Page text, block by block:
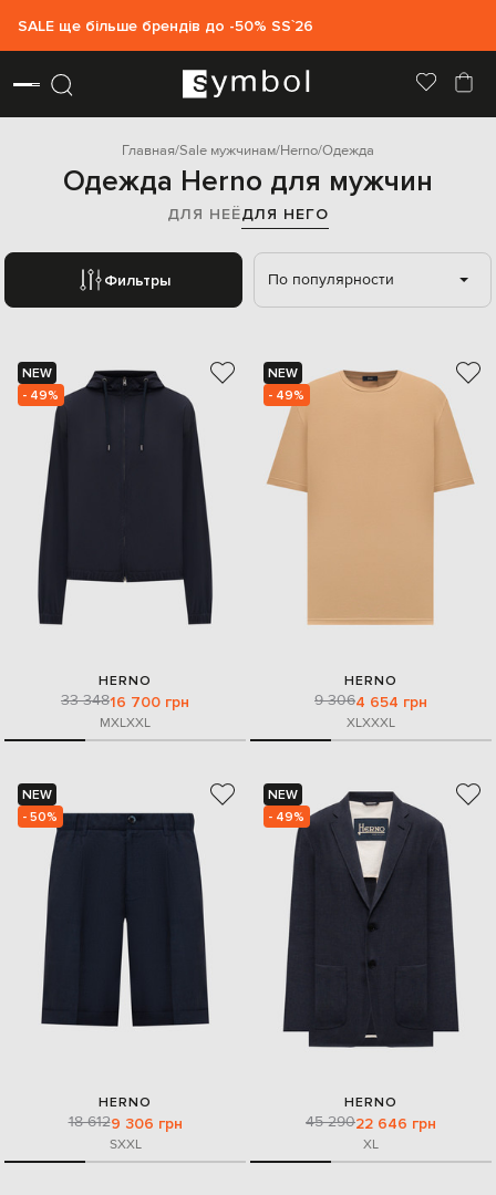
SALE ще більше брендів до -50% SS`26
Главная Sale мужчинам Herno Одежда
Одежда Herno для мужчин
ДЛЯ НЕЁДЛЯ НЕГО
Фильтры По популярности
NEW
- 49%
HERNO
33 34816 700 грн
MXLXXL
NEW
- 49%
HERNO
9 3064 654 грн
XLXXXL
NEW
- 50%
HERNO
18 6129 306 грн
SXXL
NEW
- 49%
HERNO
45 29022 646 грн
XL